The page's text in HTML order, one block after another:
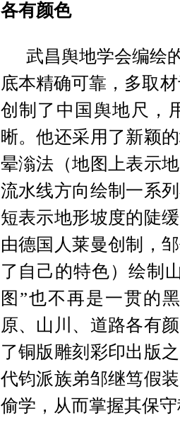
各有颜色
武昌舆地学会编绘
底本精确可靠，多取
创制了中国舆地尺，
晰。他还采用了新颖
晕滃法（地图上表示
流水线方向绘制一系
短表示地形坡度的陡
由德国人莱曼创制，
了自己的特色）绘制
图”也不再是一贯的
原、山川、道路各有
了铜版雕刻彩印出版
代钧派族弟邹继笃假
偷学，从而掌握其保